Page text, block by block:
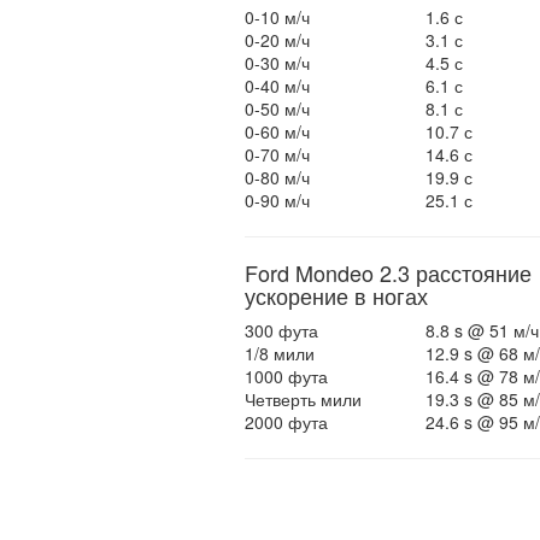
0-10 м/ч
1.6 с
0-20 м/ч
3.1 с
0-30 м/ч
4.5 с
0-40 м/ч
6.1 с
0-50 м/ч
8.1 с
0-60 м/ч
10.7 с
0-70 м/ч
14.6 с
0-80 м/ч
19.9 с
0-90 м/ч
25.1 с
Ford Mondeo 2.3 расстояние
ускорение в ногах
300 фута
8.8 s @ 51 м/ч
1/8 мили
12.9 s @ 68
1000 фута
16.4 s @ 78
Четверть мили
19.3 s @ 85
2000 фута
24.6 s @ 95